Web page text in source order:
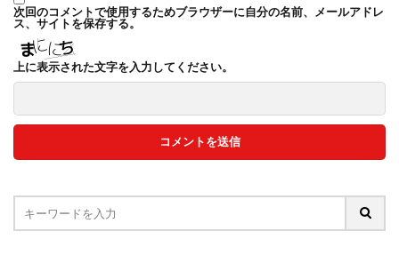
次回のコメントで使用するためブラウザーに自分の名前、メールアドレ
ス、サイトを保存する。
上に表示された文字を入力してください。